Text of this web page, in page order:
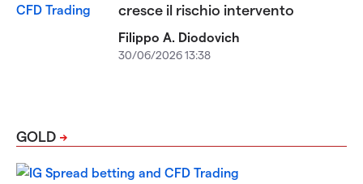
cresce il rischio intervento
Filippo A. Diodovich
30/06/2026 13:38
GOLD